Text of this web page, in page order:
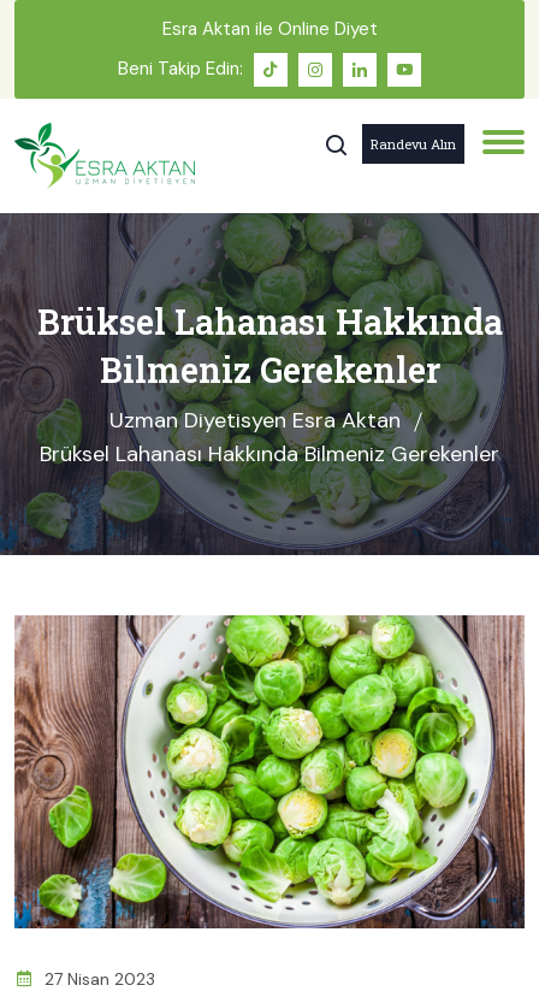
Esra Aktan ile Online Diyet
Beni Takip Edin:
Randevu Alın
Brüksel Lahanası Hakkında
Bilmeniz Gerekenler
Uzman Diyetisyen Esra Aktan
Brüksel Lahanası Hakkında Bilmeniz Gerekenler
27 Nisan 2023